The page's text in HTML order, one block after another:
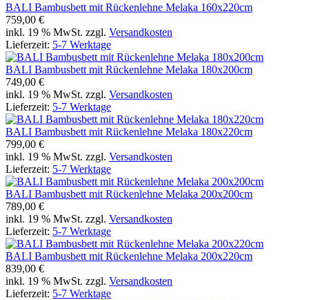
BALI Bambusbett mit Rückenlehne Melaka 160x220cm
759,00 €
inkl. 19 % MwSt. zzgl. Versandkosten
Lieferzeit: 5-7 Werktage
BALI Bambusbett mit Rückenlehne Melaka 180x200cm
749,00 €
inkl. 19 % MwSt. zzgl. Versandkosten
Lieferzeit: 5-7 Werktage
BALI Bambusbett mit Rückenlehne Melaka 180x220cm
799,00 €
inkl. 19 % MwSt. zzgl. Versandkosten
Lieferzeit: 5-7 Werktage
BALI Bambusbett mit Rückenlehne Melaka 200x200cm
789,00 €
inkl. 19 % MwSt. zzgl. Versandkosten
Lieferzeit: 5-7 Werktage
BALI Bambusbett mit Rückenlehne Melaka 200x220cm
839,00 €
inkl. 19 % MwSt. zzgl. Versandkosten
Lieferzeit: 5-7 Werktage